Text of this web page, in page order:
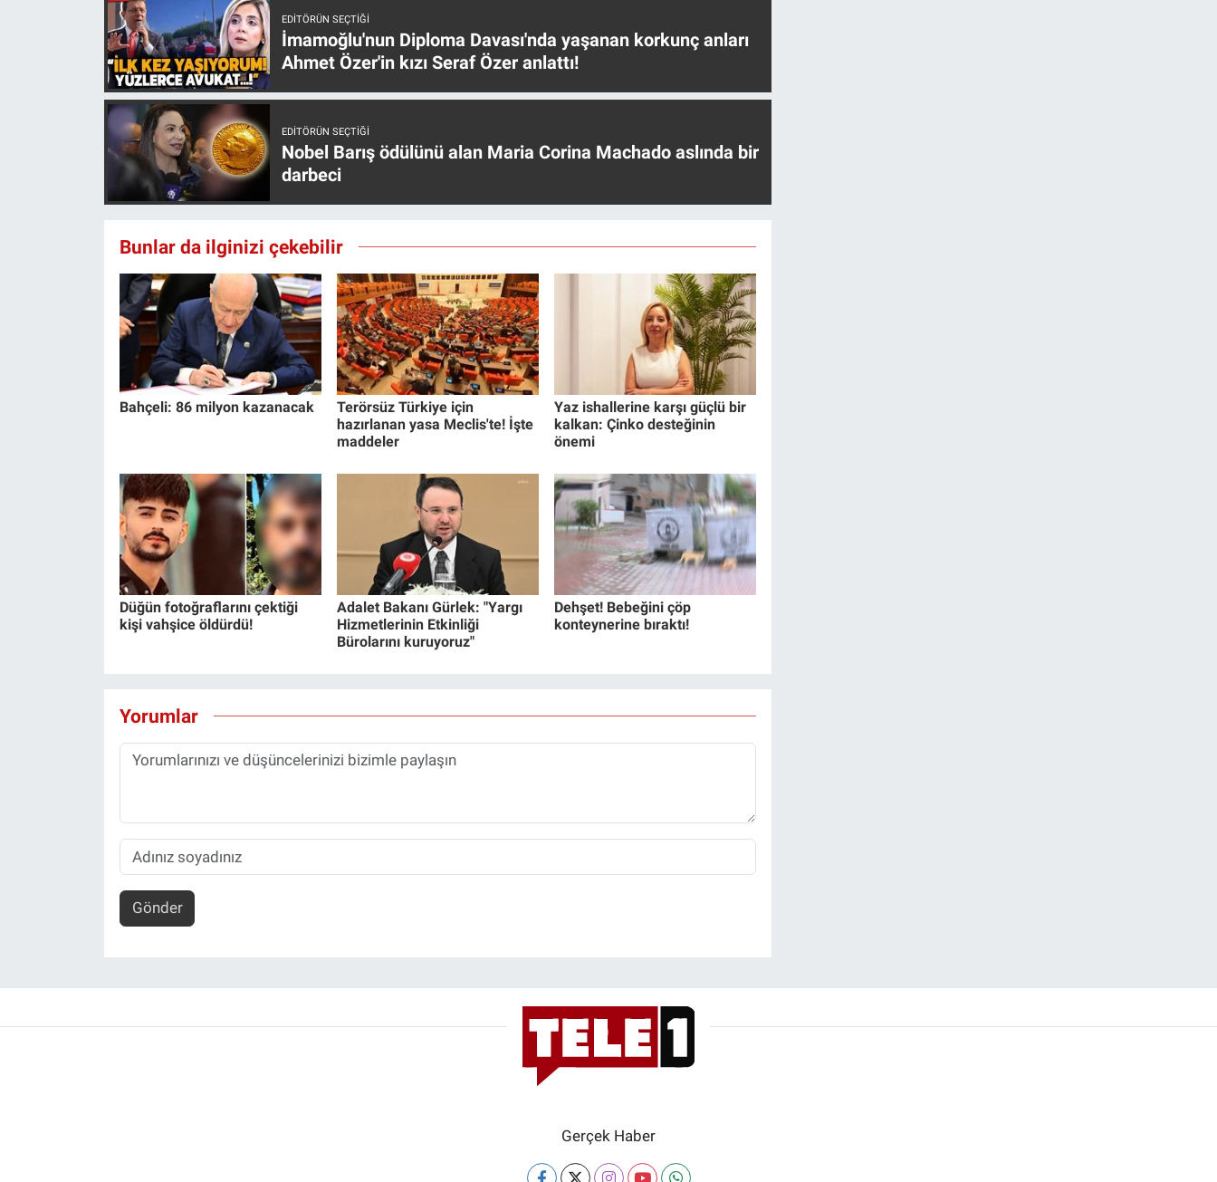
EDITÖRÜN SEÇTIĞI
İmamoğlu'nun Diploma Davası'nda yaşanan korkunç anları
Ahmet Özer'in kızı Seraf Özer anlattı!
EDITÖRÜN SEÇTIĞI
Nobel Barış ödülünü alan Maria Corina Machado aslında bir
darbeci
Bunlar da ilginizi çekebilir
Bahçeli: 86 milyon kazanacak
Terörsüz Türkiye için
hazırlanan yasa Meclis'te! İşte
maddeler
Yaz ishallerine karşı güçlü bir
kalkan: Çinko desteğinin
önemi
Düğün fotoğraflarını çektiği
kişi vahşice öldürdü!
Adalet Bakanı Gürlek: "Yargı
Hizmetlerinin Etkinliği
Bürolarını kuruyoruz"
Dehşet! Bebeğini çöp
konteynerine bıraktı!
Yorumlar
Gönder
Gerçek Haber
Canlı Yayın